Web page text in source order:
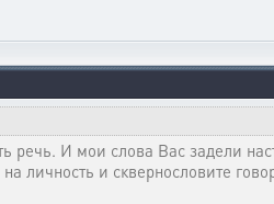
речь. И мои слова Вас задели
на личность и сквернословите